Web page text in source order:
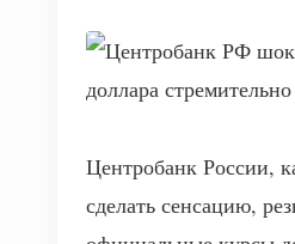
Центробанк России,
сделать сенсацию,